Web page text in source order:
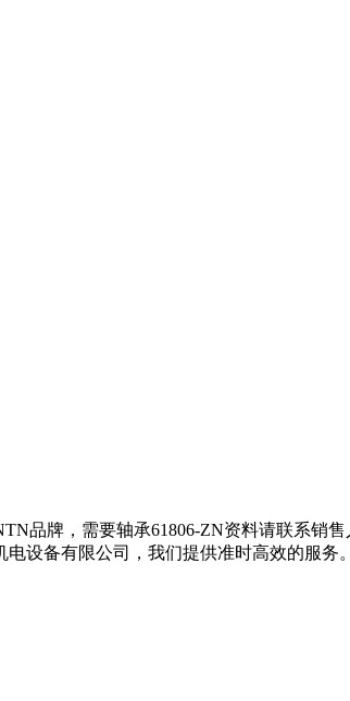
品牌，需要轴承61806-ZN资料请联系销售
设备有限公司，我们提供准时高效的服